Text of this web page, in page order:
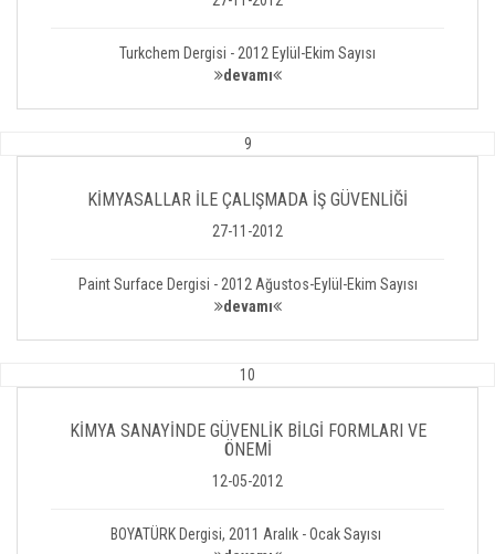
Turkchem Dergisi - 2012 Eylül-Ekim Sayısı
devamı
9
KİMYASALLAR İLE ÇALIŞMADA İŞ GÜVENLİĞİ
27-11-2012
Paint Surface Dergisi - 2012 Ağustos-Eylül-Ekim Sayısı
devamı
10
KİMYA SANAYİNDE GÜVENLİK BİLGİ FORMLARI VE
ÖNEMİ
12-05-2012
BOYATÜRK Dergisi, 2011 Aralık - Ocak Sayısı